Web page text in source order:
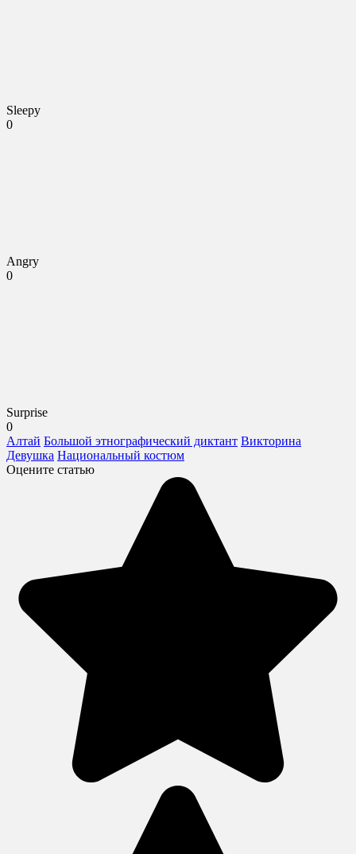
Sleepy
0
Angry
0
Surprise
0
Алтай Большой этнографический диктант Викторина
Девушка Национальный костюм
Оцените статью